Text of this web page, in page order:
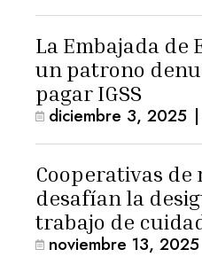
La Embajada de
un patrono
pagar IGSS
diciembre 3, 2025 |
Cooperativas de
desafían la
trabajo de
noviembre 13, 2025